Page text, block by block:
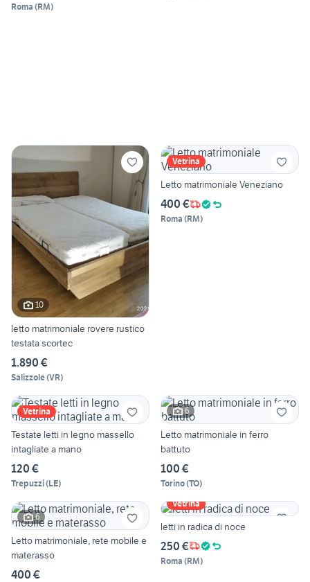
Roma (RM)
10
letto matrimoniale rovere rustico
testata scortec
1.890 €
Salizzole(VR)
Vetrina
Letto matrimoniale Veneziano
400 €
Roma (RM)
Vetrina
Testate letti in legno massello
intagliate a mano
120 €
Trepuzzi(LE)
6
Letto matrimoniale in ferro
battuto
100 €
Torino(TO)
6
Letto matrimoniale, rete mobile e
materasso
400 €
Vetrina
letti in radica di noce
250 €
Roma (RM)